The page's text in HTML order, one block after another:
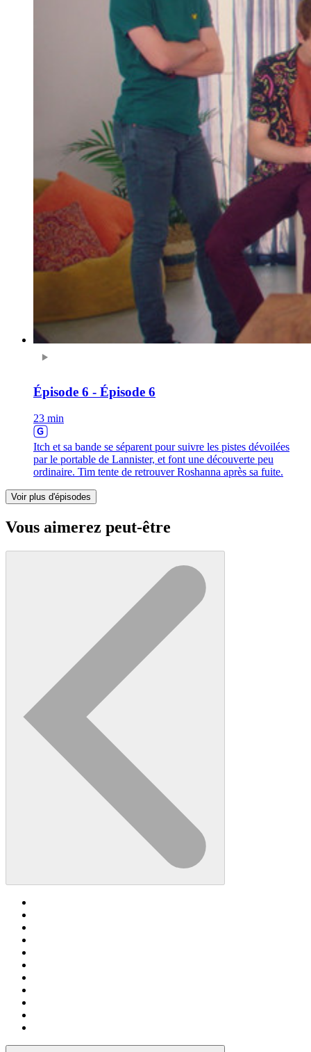
Épisode 6 - Épisode 6
23 min
Itch et sa bande se séparent pour suivre les pistes dévoilées
par le portable de Lannister, et font une découverte peu
ordinaire. Tim tente de retrouver Roshanna après sa fuite.
Voir plus d'épisodes
Vous aimerez peut-être